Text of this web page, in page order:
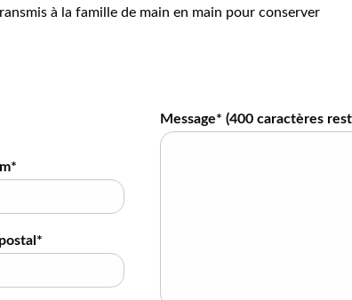
à la famille de main en main pour conserver
Message* (400 caractères